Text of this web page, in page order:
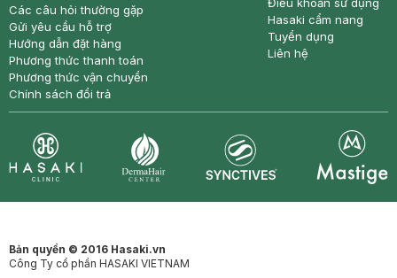
Các câu hỏi thường gặp
Gửi yêu cầu hỗ trợ
Hướng dẫn đặt hàng
Phương thức thanh toán
Phương thức vận chuyển
Chính sách đổi trả
Hasaki cẩm nang
Tuyển dụng
Liên hệ
Bản quyền © 2016 Hasaki.vn
Công Ty cổ phần HASAKI VIETNAM